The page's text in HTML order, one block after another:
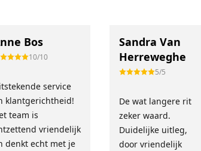
Bos
10/10
service
klantgerichtheid!
team is
vriendelijk
denkt echt met je
Sandra Van
Herreweghe
5/5
De wat langere rit
zeker waard.
Duidelijke uitleg,
door vriendelijk